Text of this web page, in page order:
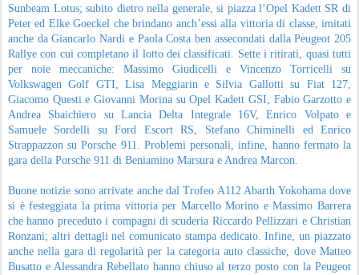
Sunbeam Lotus; subito dietro nella generale, si piazza l’Opel Kadett SR di
Peter ed Elke Goeckel che brindano anch’essi alla vittoria di classe, imitati
anche da Giancarlo Nardi e Paola Costa ben assecondati dalla Peugeot 205
Rallye con cui completano il lotto dei classificati. Sette i ritirati, quasi tutti
per noie meccaniche: Massimo Giudicelli e Vincenzo Torricelli su
Volkswagen Golf GTI, Lisa Meggiarin e Silvia Gallotti su Fiat 127,
Giacomo Questi e Giovanni Morina su Opel Kadett GSI, Fabio Garzotto e
Andrea Sbaichiero su Lancia Delta Integrale 16V, Enrico Volpato e
Samuele Sordelli su Ford Escort RS, Stefano Chiminelli ed Enrico
Strappazzon su Porsche 911. Problemi personali, infine, hanno fermato la
gara della Porsche 911 di Beniamino Marsura e Andrea Marcon.
Buone notizie sono arrivate anche dal Trofeo A112 Abarth Yokohama dove
si è festeggiata la prima vittoria per Marcello Morino e Massimo Barrera
che hanno preceduto i compagni di scuderia Riccardo Pellizzari e Christian
Ronzani; altri dettagli nel comunicato stampa dedicato. Infine, un piazzato
anche nella gara di regolarità per la categoria auto classiche, dove Matteo
Busatto e Alessandra Rebellato hanno chiuso al terzo posto con la Peugeot